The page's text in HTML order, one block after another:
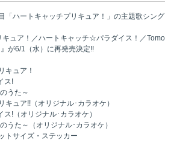
「ハートキャッチプリキュア！」の主題歌シング
キュア！／ハートキャッチ☆パラダイス！／Tomo
が6/1（水）に再発売決定!!
キュア！
ス!
うた～
ュア!!（オリジナル･カラオケ）
!（オリジナル･カラオケ）
うた～（オリジナル･カラオケ）
トサイズ・ステッカー